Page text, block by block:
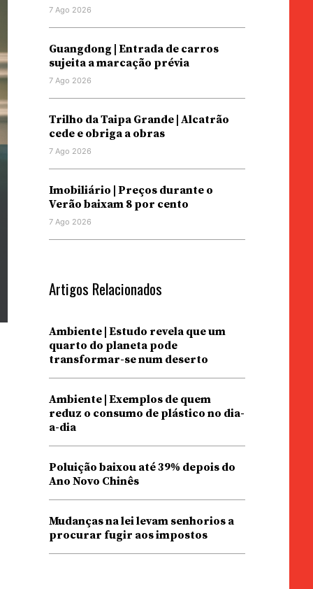
7 Ago 2026
Guangdong | Entrada de carros
sujeita a marcação prévia
7 Ago 2026
Trilho da Taipa Grande | Alcatrão
cede e obriga a obras
7 Ago 2026
Imobiliário | Preços durante o
Verão baixam 8 por cento
7 Ago 2026
Artigos Relacionados
Ambiente | Estudo revela que um
quarto do planeta pode
transformar-se num deserto
Ambiente | Exemplos de quem
reduz o consumo de plástico no dia-
a-dia
Poluição baixou até 39% depois do
Ano Novo Chinês
Mudanças na lei levam senhorios a
procurar fugir aos impostos